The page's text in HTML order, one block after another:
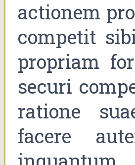
actionem
competit
propriam
securi
ratione
facere